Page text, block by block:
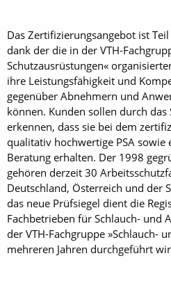
Das Zertifizierungsangebot ist
dank der die in der VTH-
Schutzausrüstun­gen«
ihre Leis­tungs­fähigkeit und
gegenüber Abnehmern und
können. Kunden sollen durch
erkennen, dass sie bei dem
qualitativ hoch­wertige PSA sowie
Beratung erhalten. Der 1998
gehören derzeit 30
Deutschland, Österreich und der
das neue Prüfsiegel dient die
Fachbetrieben für Schlauch- und
der VTH-Fachgruppe »Schlauch-
mehreren Jahren durchgeführt